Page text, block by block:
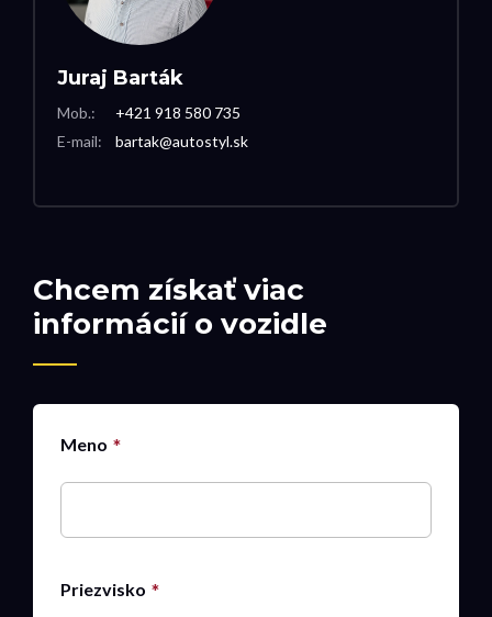
Chcem získať viac
informácií o vozidle
Meno
Priezvisko
Juraj Barták
Mob.:
E-mail:
+421 918 580 735
bartak@autostyl.sk